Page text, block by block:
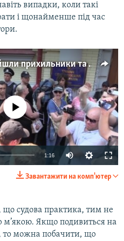
випадки, коли такі
і щонайменше під час
Під стіни суду прийшли прихильники та опоненти Руслана Коцаби (відео)
currently available
1:16
Завантажити на комп'ютер
що судова практика, тим не
м’якою. Якщо подивиться на
то можна побачити, що